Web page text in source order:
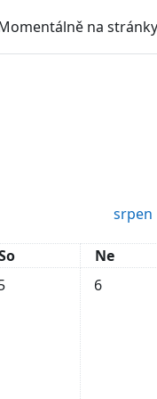
na
srpen
Neděle
Ne
4. července
události, sobota,
Žádné
6